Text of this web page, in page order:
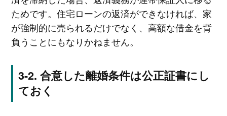
ためです。住宅ローンの返済ができなければ、家
が強制的に売られるだけでなく、高額な借金を背
負うことにもなりかねません。
合意した離婚条件は公正証書にし
ておく